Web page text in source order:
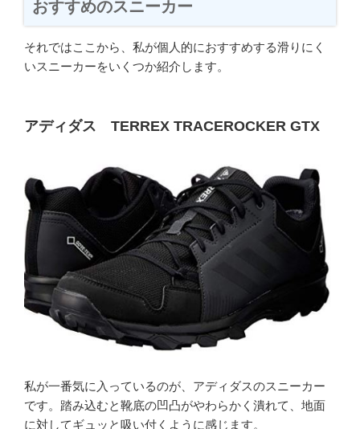
おすすめのスニーカー
それではここから、私が個人的におすすめする滑りにく
いスニーカーをいくつか紹介します。
アディダス TERREX TRACEROCKER GTX
私が一番気に入っているのが、アディダスのスニーカー
です。踏み込むと靴底の凹凸がやわらかく潰れて、地面
に対してギュッと吸い付くように感じます。